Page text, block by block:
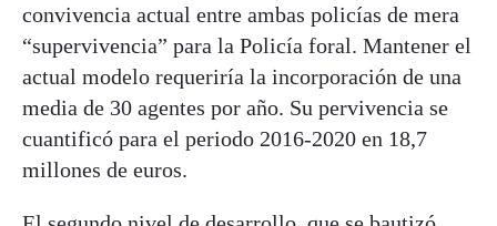
convivencia actual entre ambas policías de mera
“supervivencia” para la Policía foral. Mantener el
actual modelo requeriría la incorporación de una
media de 30 agentes por año. Su pervivencia se
cuantificó para el periodo 2016-2020 en 18,7
millones de euros.